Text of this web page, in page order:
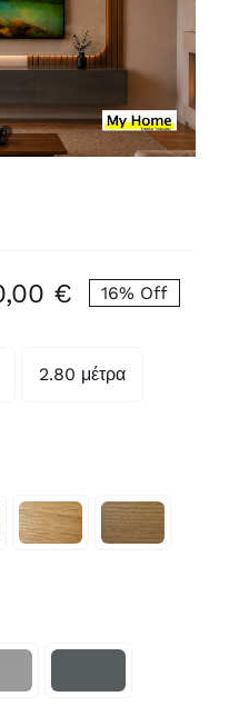
€Price
through
16% Off
2.80 μέτρα